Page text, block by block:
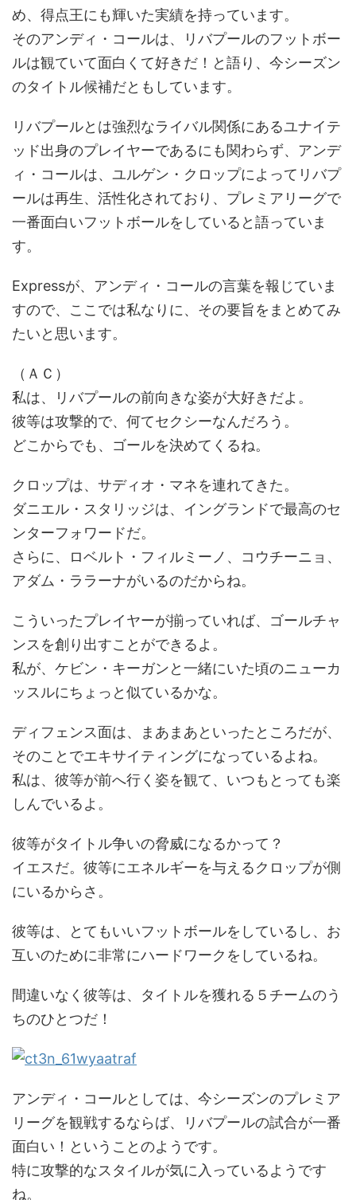
め、得点王にも輝いた実績を持っています。
そのアンディ・コールは、リバプールのフットボー
ルは観ていて面白くて好きだ！と語り、今シーズン
のタイトル候補だともしています。
リバプールとは強烈なライバル関係にあるユナイテ
ッド出身のプレイヤーであるにも関わらず、アンデ
ィ・コールは、ユルゲン・クロップによってリバプ
ールは再生、活性化されており、プレミアリーグで
一番面白いフットボールをしていると語っていま
す。
Expressが、アンディ・コールの言葉を報じていま
すので、ここでは私なりに、その要旨をまとめてみ
たいと思います。
（ＡＣ）
私は、リバプールの前向きな姿が大好きだよ。
彼等は攻撃的で、何てセクシーなんだろう。
どこからでも、ゴールを決めてくるね。
クロップは、サディオ・マネを連れてきた。
ダニエル・スタリッジは、イングランドで最高のセ
ンターフォワードだ。
さらに、ロベルト・フィルミーノ、コウチーニョ、
アダム・ララーナがいるのだからね。
こういったプレイヤーが揃っていれば、ゴールチャ
ンスを創り出すことができるよ。
私が、ケビン・キーガンと一緒にいた頃のニューカ
ッスルにちょっと似ているかな。
ディフェンス面は、まあまあといったところだが、
そのことでエキサイティングになっているよね。
私は、彼等が前へ行く姿を観て、いつもとっても楽
しんでいるよ。
彼等がタイトル争いの脅威になるかって？
イエスだ。彼等にエネルギーを与えるクロップが側
にいるからさ。
彼等は、とてもいいフットボールをしているし、お
互いのために非常にハードワークをしているね。
間違いなく彼等は、タイトルを獲れる５チームのう
ちのひとつだ！
アンディ・コールとしては、今シーズンのプレミア
リーグを観戦するならば、リバプールの試合が一番
面白い！ということのようです。
特に攻撃的なスタイルが気に入っているようです
ね。